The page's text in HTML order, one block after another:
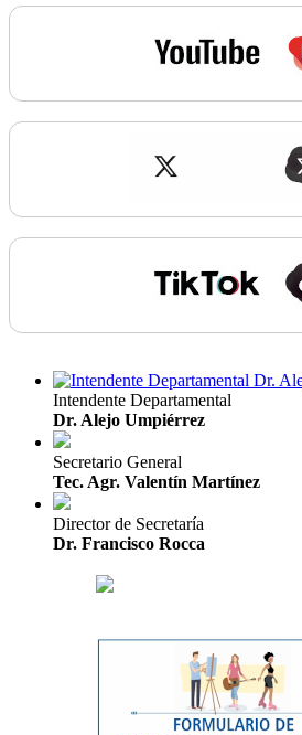
Intendente Departamental
Dr. Alejo Umpiérrez
Secretario General
Tec. Agr. Valentín Martínez
Director de Secretaría
Dr. Francisco Rocca